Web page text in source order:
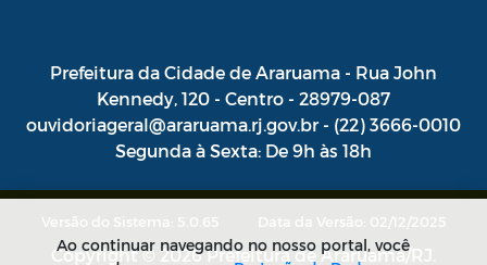
Prefeitura da Cidade de Araruama - Rua John
Kennedy, 120 - Centro - 28979-087
ouvidoriageral@araruama.rj.gov.br - (22) 3666-0010
Segunda à Sexta: De 9h às 18h
Versão do Sistema: 5.0.65 Data da Versão: 02/12/2025
Copyright © 2026 Prefeitura de Araruama/RJ.
Ao continuar navegando no nosso portal, você